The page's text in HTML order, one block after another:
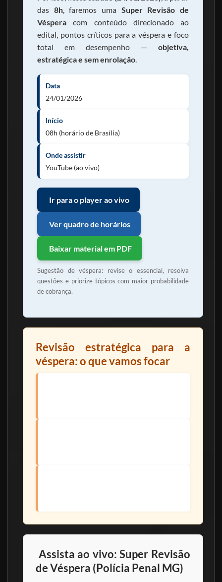
das 8h, faremos uma Super Revisão de
Véspera com conteúdo direcionado ao
edital, pontos críticos para a véspera e foco
total em desempenho — objetiva,
estratégica e sem enrolação.
Data
24/01/2026
Início
08h (horário de Brasília)
Onde assistir
YouTube (ao vivo)
Ir para o player ao vivo
Ver quadro de horários
Baixar material em PDF
Sugestão de véspera: revise o essencial, resolva
questões e priorize tópicos com maior probabilidade
de cobrança.
Revisão estratégica para a
véspera: o que vamos focar
Assista ao vivo: Super Revisão
de Véspera (Polícia Penal MG)